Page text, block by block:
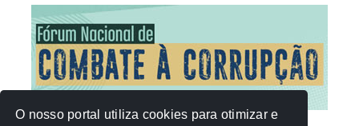
O nosso portal utiliza cookies para otimizar e